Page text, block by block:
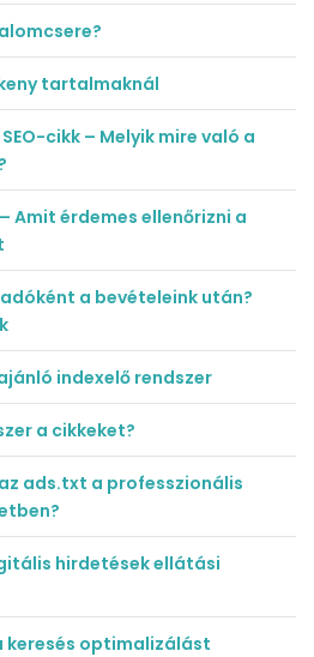
tartalmaknál
cikk – Melyik mire való a
Amit érdemes ellenőrizni a
a bevételeink után?
indexelő rendszer
a cikkeket?
ads.txt a professzionális
hirdetések ellátási
optimalizálást